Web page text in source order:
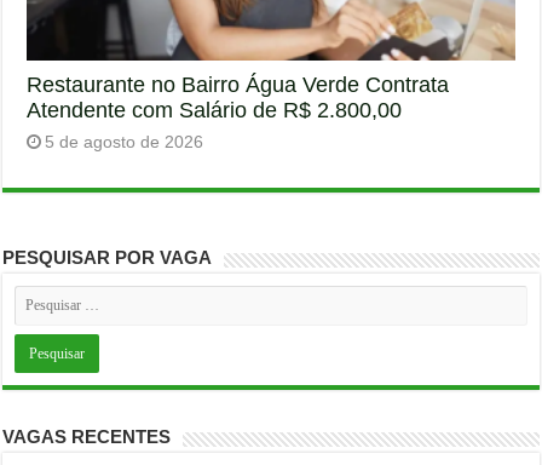
Restaurante no Bairro Água Verde Contrata
Atendente com Salário de R$ 2.800,00
5 de agosto de 2026
PESQUISAR POR VAGA
VAGAS RECENTES